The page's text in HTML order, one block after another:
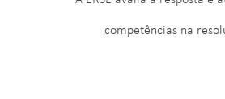
competências na